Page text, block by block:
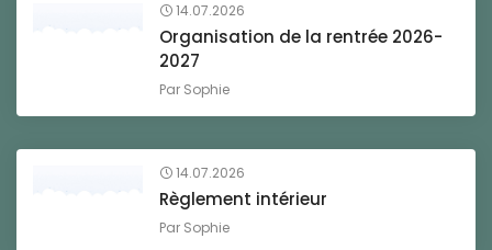
14.07.2026
Organisation de la rentrée 2026-
2027
Par Sophie
14.07.2026
Règlement intérieur
Par Sophie